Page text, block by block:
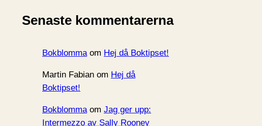
v
Senaste kommentarerna
Bokblommaom Hej då Boktipset!
Martin Fabian om Hej då
Boktipset!
Bokblomma om Jag ger upp:
Intermezzo av Sally Rooney